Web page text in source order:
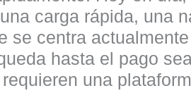
carga rápida, una
centra
hasta el pago
una